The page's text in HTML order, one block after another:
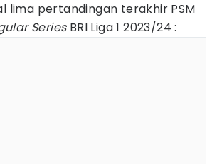
lima pertandingan terakhir PSM
SeriesBRI Liga 1 2023/24 :